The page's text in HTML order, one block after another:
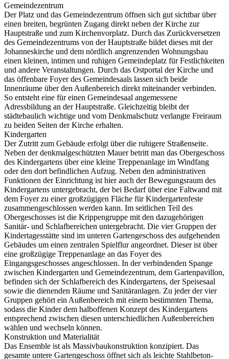
Gemeindezentrum
Der Platz und das Gemeindezentrum öffnen sich gut sichtbar über
einen breiten, begrünten Zugang direkt neben der Kirche zur
Hauptstraße und zum Kirchenvorplatz. Durch das Zurückversetzen
des Gemeindezentrums von der Hauptstraße bildet dieses mit der
Johanneskirche und dem nördlich angrenzenden Wohnungsbau
einen kleinen, intimen und ruhigen Gemeindeplatz für Festlichkeiten
und andere Veranstaltungen. Durch das Ostportal der Kirche und
das öffenbare Foyer des Gemeindesaals lassen sich beide
Innenräume über den Außenbereich direkt miteinander verbinden.
So entsteht eine für einen Gemeindesaal angemessene
Adressbildung an der Hauptstraße. Gleichzeitig bleibt der
städtebaulich wichtige und vom Denkmalschutz verlangte Freiraum
zu beiden Seiten der Kirche erhalten.
Kindergarten
Der Zutritt zum Gebäude erfolgt über die ruhigere Straßenseite.
Neben der denkmalgeschützten Mauer betritt man das Obergeschoss
des Kindergartens über eine kleine Treppenanlage im Windfang
oder den dort befindlichen Aufzug. Neben den administrativen
Funktionen der Einrichtung ist hier auch der Bewegungsraum des
Kindergartens untergebracht, der bei Bedarf über eine Faltwand mit
dem Foyer zu einer großzügigen Fläche für Kindergartenfeste
zusammengeschlossen werden kann. Im seitlichen Teil des
Obergeschosses ist die Krippengruppe mit den dazugehörigen
Sanitär- und Schlafbereichen untergebracht. Die vier Gruppen der
Kindertagesstätte sind im unteren Gartengeschoss des aufgehenden
Gebäudes um einen zentralen Spielflur angeordnet. Dieser ist über
eine großzügige Treppenanlage an das Foyer des
Eingangsgeschosses angeschlossen. In der verbindenden Spange
zwischen Kindergarten und Gemeindezentrum, dem Gartenpavillon,
befinden sich der Schlafbereich des Kindergartens, der Speisesaal
sowie die dienenden Räume und Sanitäranlagen. Zu jeder der vier
Gruppen gehört ein Außenbereich mit einem bestimmten Thema,
sodass die Kinder dem halboffenen Konzept des Kindergartens
entsprechend zwischen diesen unterschiedlichen Außenbereichen
wählen und wechseln können.
Konstruktion und Materialität
Das Ensemble ist als Massivbaukonstruktion konzipiert. Das
gesamte untere Gartengeschoss öffnet sich als leichte Stahlbeton-